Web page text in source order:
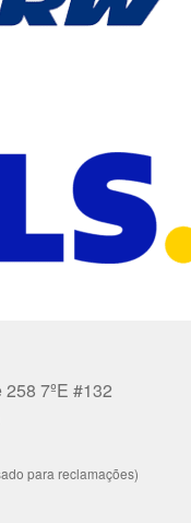
7ºE #132
para reclamações)